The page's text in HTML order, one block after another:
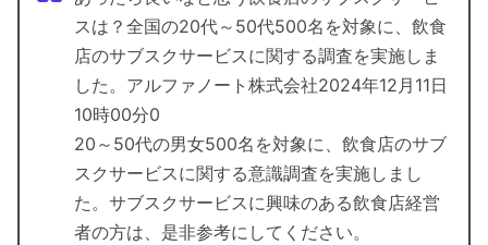
スは？全国の20代～50代500名を対象に、飲食
店のサブスクサービスに関する調査を実施しま
した。アルファノート株式会社2024年12月11日
10時00分0
20～50代の男女500名を対象に、飲食店のサブ
スクサービスに関する意識調査を実施しまし
た。サブスクサービスに興味のある飲食店経営
者の方は、是非参考にしてください。